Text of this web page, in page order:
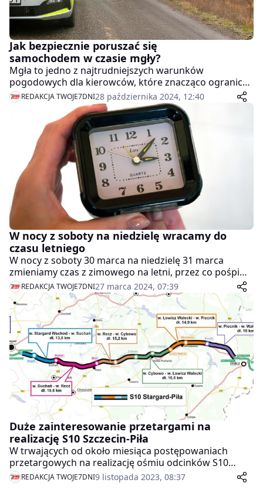
Jak bezpiecznie poruszać się
samochodem w czasie mgły?
Mgła to jedno z najtrudniejszych warunków
pogodowych dla kierowców, które znacząco ogranicza
widoczność i zwiększa ryzyko wypadków. Do kilku
takich zdarzeń doszło także na drogach naszego
regionu w ciągu ostatnich dni.
REDAKCJA TWOJE7DNI28 października 2024, 12:40
W nocy z soboty na niedzielę wracamy do
czasu letniego
W nocy z soboty 30 marca na niedzielę 31 marca
zmieniamy czas z zimowego na letni, przez co pośpimy
o godzinę krócej. W niedzielę nad ranem wskazówki
zegarów przesuniemy z godz. 2.00 na 3.00.
REDAKCJA TWOJE7DNI27 marca 2024, 07:39
Duże zainteresowanie przetargami na
realizację S10 Szczecin-Piła
W trwających od około miesiąca postępowaniach
przetargowych na realizację ośmiu odcinków S10
Szczecin-Piła otrzymano około 6 500 pytań od
wykonawców. Pokazuje to z jak dużym
REDAKCJA TWOJE7DNI9 listopada 2023, 08:37